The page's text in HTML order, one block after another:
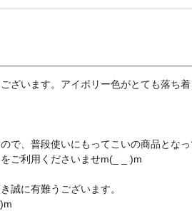
ざいます。アイボリー色がとても落ち
で、普段使いにもってこいの商品とな
ご利用くださいませm(_ _ )m
誠に有難うございます。